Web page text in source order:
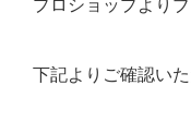
プロショップより
下記よりご確認いた